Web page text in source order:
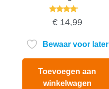
Gewaardeerd
4.00
€14,99
Bewaar voor later
Toevoegen aan
winkelwagen